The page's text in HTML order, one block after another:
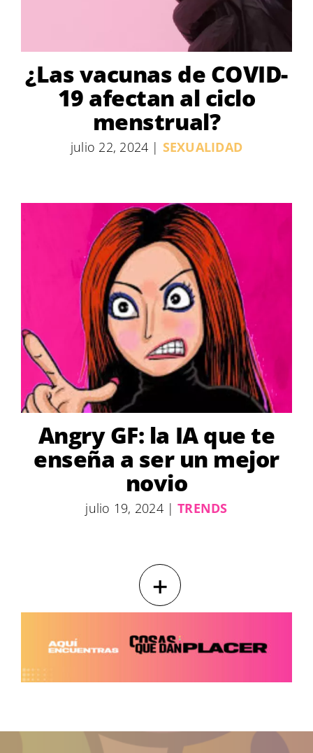
¿Las vacunas de COVID-
19 afectan al ciclo
menstrual?
julio 22, 2024 | SEXUALIDAD
Angry GF: la IA que te
enseña a ser un mejor
novio
julio 19, 2024 | TRENDS
+